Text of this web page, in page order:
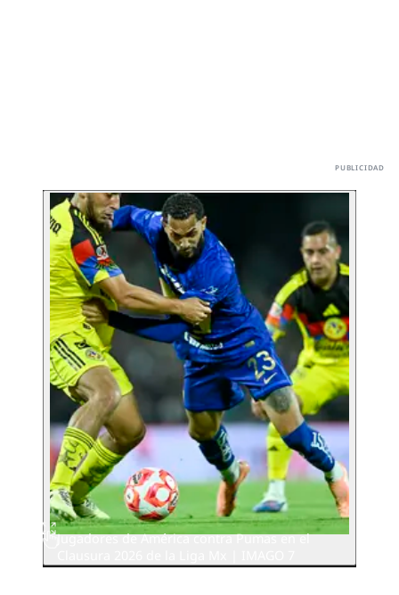
Jugadores de América contra Pumas en el